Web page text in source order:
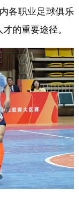
各职业足球俱乐
的重要途径。